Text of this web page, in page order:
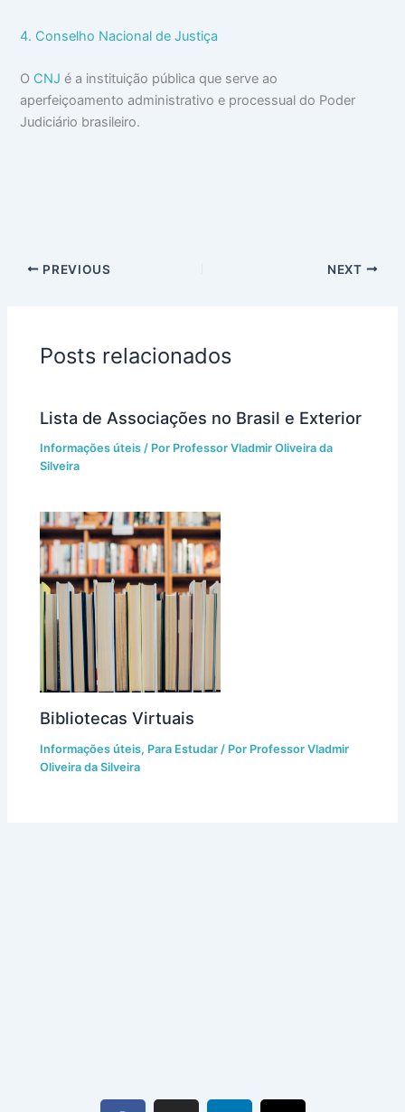
4. Conselho Nacional de Justiça
O CNJ é a instituição pública que serve ao
aperfeiçoamento administrativo e processual do Poder
Judiciário brasileiro.
PREVIOUS NEXT
Posts relacionados
Lista de Associações no Brasil e Exterior
Informações úteis / Por Professor Vladmir Oliveira da
Silveira
Bibliotecas Virtuais
Informações úteis, Para Estudar / Por Professor Vladmir
Oliveira da Silveira